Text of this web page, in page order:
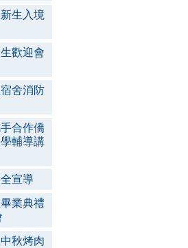
生入境
歡迎會
宿舍消防
合作僑
輔導講
宣導
業典禮
秋烤肉